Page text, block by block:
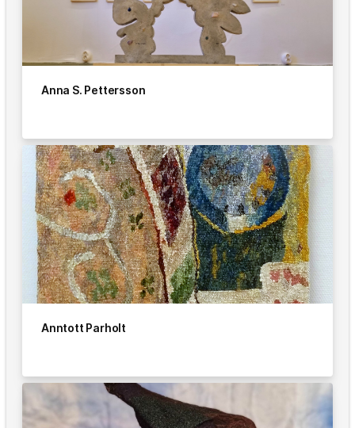
Anna S. Pettersson
Anntott Parholt